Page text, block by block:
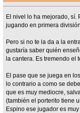
El nivel lo ha mejorado, sí.
jugando en primera división.
Pero si no te la da a la
gustaría saber quién
la cantera. Es tremendo el
El pase que se juega en
lo contrario a como se
que es muy mediocre,
(también el porterito tiene
Espino ese jugador es